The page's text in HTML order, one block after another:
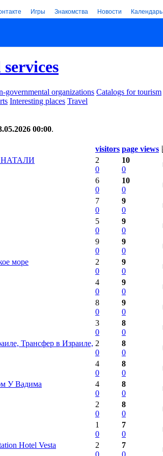
Игры Знакомства Новости Календарь
governmental organizations Catalogs for tourism
Interesting places Travel
00:00.
visitors page views
НАТАЛИ
2
0
10
0
6
0
10
0
7
0
9
0
5
0
9
0
9
0
9
0
море
2
0
9
0
4
0
9
0
8
0
9
0
3
0
8
0
Трансфер в Израиле, 2
0
8
0
4
0
8
0
У Вадима
4
0
8
0
2
0
8
0
1
0
7
0
Hotel Vesta
2
0
7
0